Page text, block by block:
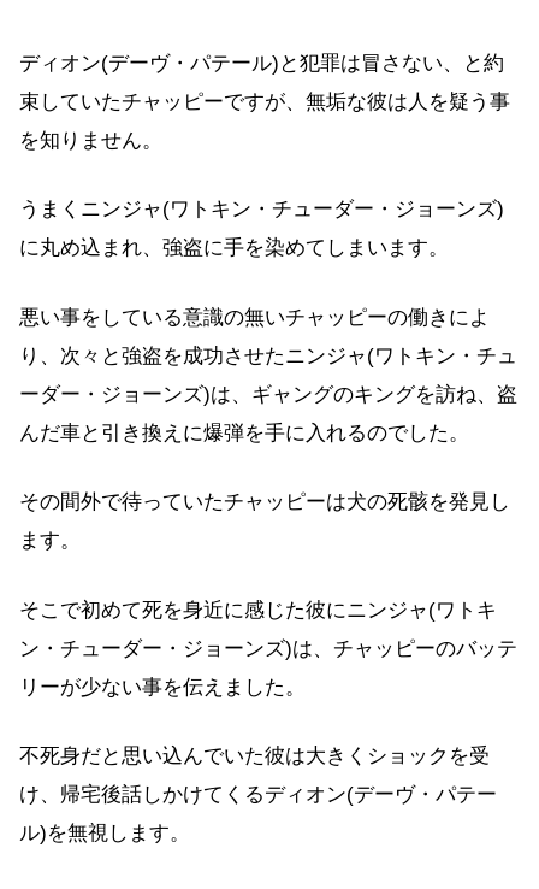
ディオン(デーヴ・パテール)と犯罪は冒さない、と約
束していたチャッピーですが、無垢な彼は人を疑う事
を知りません。
うまくニンジャ(ワトキン・チューダー・ジョーンズ)
に丸め込まれ、強盗に手を染めてしまいます。
悪い事をしている意識の無いチャッピーの働きによ
り、次々と強盗を成功させたニンジャ(ワトキン・チュ
ーダー・ジョーンズ)は、ギャングのキングを訪ね、盗
んだ車と引き換えに爆弾を手に入れるのでした。
その間外で待っていたチャッピーは犬の死骸を発見し
ます。
そこで初めて死を身近に感じた彼にニンジャ(ワトキ
ン・チューダー・ジョーンズ)は、チャッピーのバッテ
リーが少ない事を伝えました。
不死身だと思い込んでいた彼は大きくショックを受
け、帰宅後話しかけてくるディオン(デーヴ・パテー
ル)を無視します。